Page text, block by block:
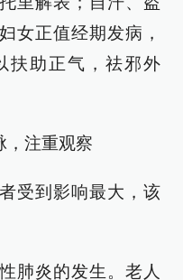
女正值经期发病，
扶助正气，祛邪外
，注重观察
受到影响最大，该
肺炎的发生。老人